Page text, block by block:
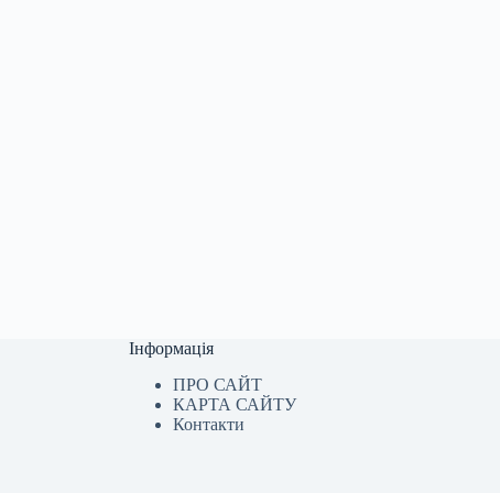
Інформація
ПРО САЙТ
КАРТА САЙТУ
Контакти